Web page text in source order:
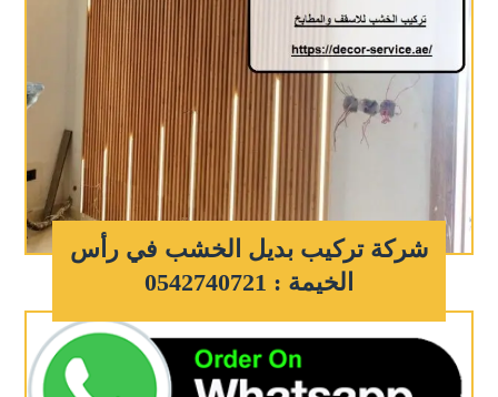
شركة تركيب بديل الخشب في رأس
الخيمة : 0542740721